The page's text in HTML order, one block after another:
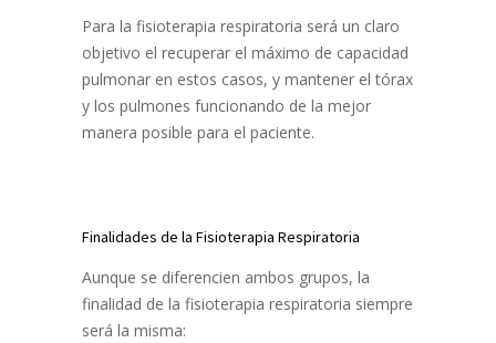
Para la fisioterapia respiratoria será un claro
objetivo el recuperar el máximo de capacidad
pulmonar en estos casos, y mantener el tórax
y los pulmones funcionando de la mejor
manera posible para el paciente.
Finalidades de la Fisioterapia Respiratoria
Aunque se diferencien ambos grupos, la
finalidad de la fisioterapia respiratoria siempre
será la misma: